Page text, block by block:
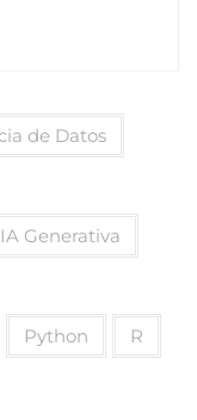
de Datos
IA Generativa
Python R